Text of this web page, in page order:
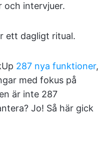
och intervjuer.
ett dagligt ritual.
287 nya funktioner,
med fokus på
är inte 287
Jo! Så här gick